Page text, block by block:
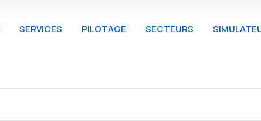
SERVICES PILOTAGE SECTEURS